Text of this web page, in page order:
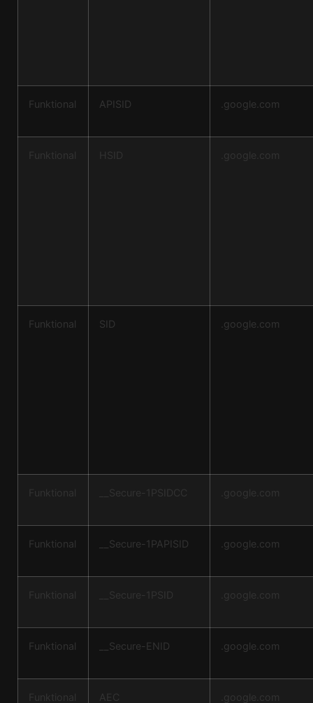
Funktional APISID .google.com
Funktional HSID .google.com
Funktional SID .google.com
Funktional __Secure-1PSIDCC .google.com
Funktional __Secure-1PAPISID .google.com
Funktional __Secure-1PSID .google.com
Funktional __Secure-ENID .google.com
Funktional AEC .google.com